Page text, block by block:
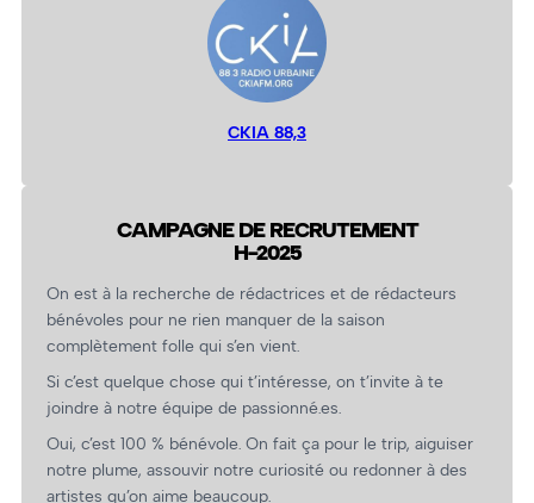
CKIA 88,3
CAMPAGNE DE RECRUTEMENT
H-2025
On est à la recherche de rédactrices et de rédacteurs
bénévoles pour ne rien manquer de la saison
complètement folle qui s’en vient.
Si c’est quelque chose qui t’intéresse, on t’invite à te
joindre à notre équipe de passionné.es.
Oui, c’est 100 % bénévole. On fait ça pour le trip, aiguiser
notre plume, assouvir notre curiosité ou redonner à des
artistes qu’on aime beaucoup.